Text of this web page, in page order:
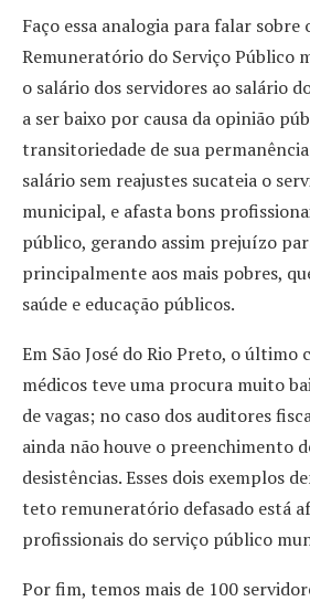
Faço essa analogia para falar sobre
Remuneratório do Serviço Público
o salário dos servidores ao salário
a ser baixo por causa da opinião
transitoriedade de sua
salário sem reajustes sucateia o
municipal, e afasta bons
público, gerando assim prejuízo
principalmente aos mais pobres,
saúde e educação públicos.
Em São José do Rio Preto, o último
médicos teve uma procura muito
de vagas; no caso dos auditores
ainda não houve o preenchimento
desistências. Esses dois exemplos
teto remuneratório defasado está
profissionais do serviço público
Por fim, temos mais de 100